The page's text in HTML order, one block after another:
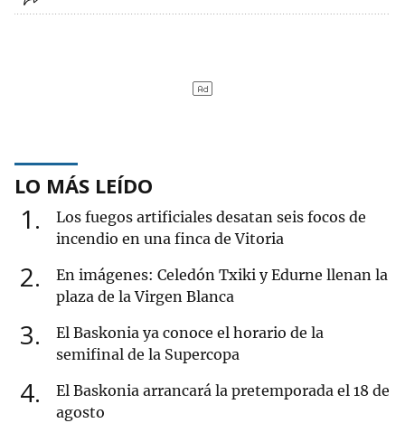
LO MÁS LEÍDO
1
Los fuegos artificiales desatan seis focos de
incendio en una finca de Vitoria
2
En imágenes: Celedón Txiki y Edurne llenan la
plaza de la Virgen Blanca
3
El Baskonia ya conoce el horario de la
semifinal de la Supercopa
4
El Baskonia arrancará la pretemporada el 18 de
agosto